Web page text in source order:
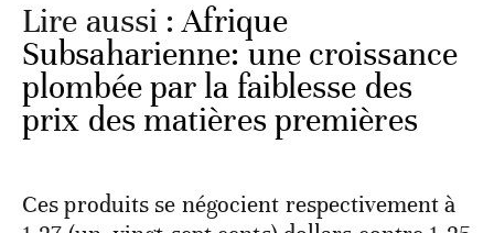
Lire aussi :Afrique
Subsaharienne: une croissance
plombée par la faiblesse des
prix des matières premières
Ces produits se négocient respectivement à